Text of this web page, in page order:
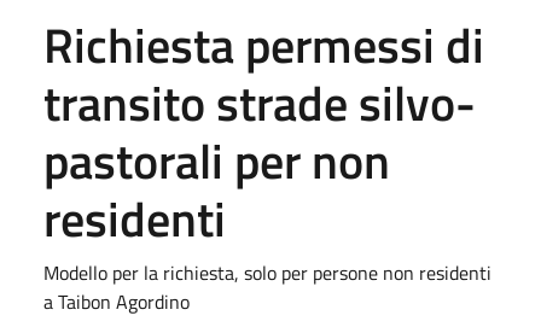
Richiesta permessi di
transito strade silvo-
pastorali per non
residenti
Modello per la richiesta, solo per persone non residenti
a Taibon Agordino